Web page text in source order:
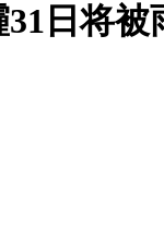
日将被